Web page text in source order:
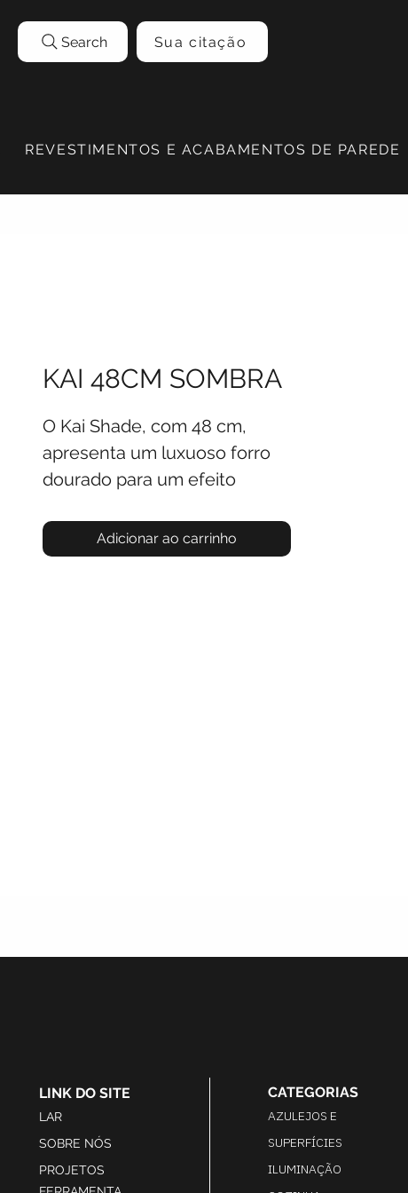
Search Sua citação
REVESTIMENTOS E ACABAMENTOS DE PAREDE
KAI 48CM SOMBRA
O Kai Shade, com 48 cm,
apresenta um luxuoso forro
dourado para um efeito
grande é adequado para
luminárias de mesa de
Adicionar ao carrinho
LINK DO SITE
LAR
SOBRE NÓS
PROJETOS
CATEGORIAS
AZULEJOS E
SUPERFÍCIES
ILUMINAÇÃO